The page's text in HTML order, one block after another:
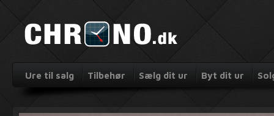
Ure til salg Tilbehør Sælg dit ur Byt dit ur